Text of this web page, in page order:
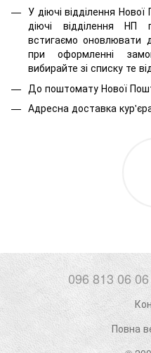
У діючі відділення
діючі відділення НП
встигаємо оновлювати
при оформленні
вибирайте зі списку те
До поштомату Нової
Адресна доставка
096 813 06 06
Повна